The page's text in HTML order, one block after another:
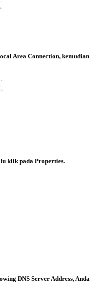
Area Connection, kemudian
klik pada Properties.
DNS Server Address, Anda